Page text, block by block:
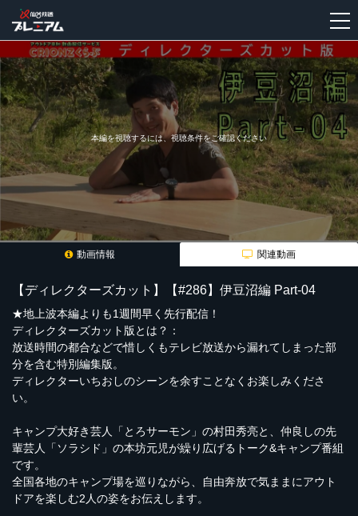
新
規
登
録
本編を視聴するには、視聴条件をご確認ください
動画情報 関連動画
【ディレクターズカット】【#286】伊豆沼編 Part-04
★地上波本編よりも1週間早く先行配信！
ディレクターズカット版とは？：
放送時間の都合などで惜しくもテレビ放送から漏れてしまった部
分を含む特別編集版。
ディレクターいちおしのシーンを余すことなくお楽しみくださ
い。
キャンプ大好き芸人「とろサーモン」の村田秀亮と、仲良しの先
輩芸人「ソラシド」の本坊元児が繰り広げるトーク&キャンプ番組
です。
全国各地のキャンプ場を巡りながら、自由奔放で気ままにアウト
ドアを楽しむ2人の姿をお伝えします。